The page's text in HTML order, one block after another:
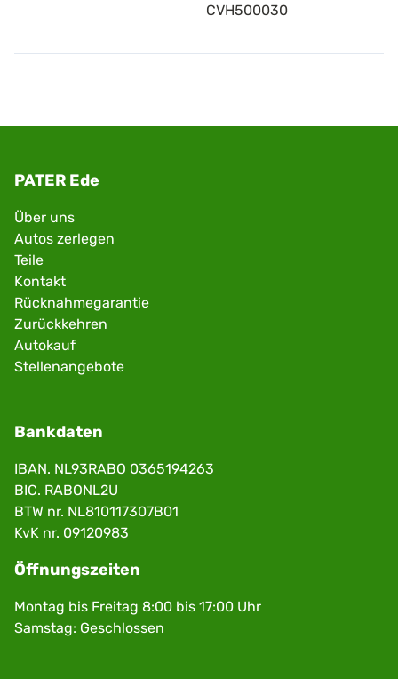
CVH500030
PATER Ede
Über uns
Autos zerlegen
Teile
Kontakt
Rücknahmegarantie
Zurückkehren
Autokauf
Stellenangebote
Bankdaten
IBAN. NL93RABO 0365194263
BIC. RABONL2U
BTW nr. NL810117307B01
KvK nr. 09120983
Öffnungszeiten
Montag bis Freitag 8:00 bis 17:00 Uhr
Samstag: Geschlossen